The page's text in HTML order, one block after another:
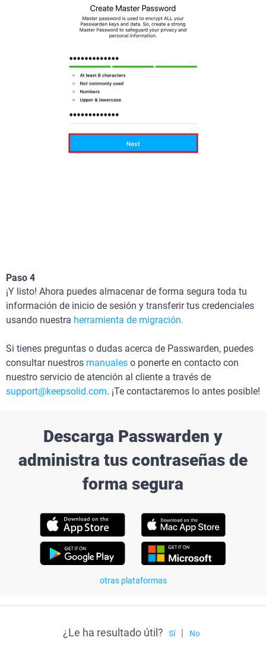
Paso 4
¡Y listo! Ahora puedes almacenar de forma segura toda tu
información de inicio de sesión y transferir tus credenciales
usando nuestra herramienta de migración.
Si tienes preguntas o dudas acerca de Passwarden, puedes
consultar nuestros manuales o ponerte en contacto con
nuestro servicio de atención al cliente a través de
support@keepsolid.com. ¡Te contactaremos lo antes posible!
Descarga Passwarden y
administra tus contraseñas de
forma segura
otras plataformas
¿Le ha resultado útil? Sí No